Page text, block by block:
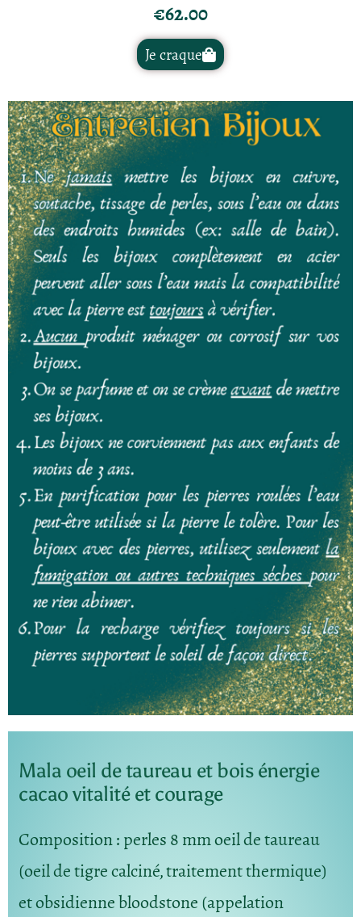
€62.00
Je craque
Mala oeil de taureau et bois énergie
cacao vitalité et courage
Composition : perles 8 mm oeil de taureau
(oeil de tigre calciné, traitement thermique)
et obsidienne bloodstone (appelation